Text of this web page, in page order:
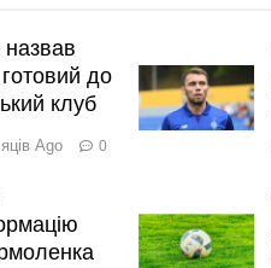
до
клуб
Ago 0